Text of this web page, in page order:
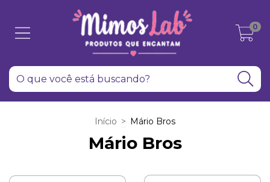
0
Início > Mário Bros
Mário Bros